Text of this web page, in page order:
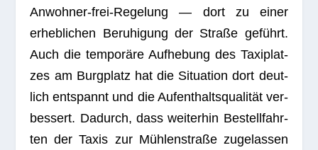
Anwoh­ner-frei-Rege­lung — dort zu einer
erheb­li­chen Beru­hi­gung der Straße geführt.
Auch die tem­po­räre Auf­he­bung des Taxi­plat­
zes am Burg­platz hat die Situa­tion dort deut­
lich ent­spannt und die Auf­ent­halts­qua­li­tät ver­
bes­sert. Dadurch, dass wei­ter­hin Bestell­fahr­
ten der Taxis zur Müh­len­straße zuge­las­sen